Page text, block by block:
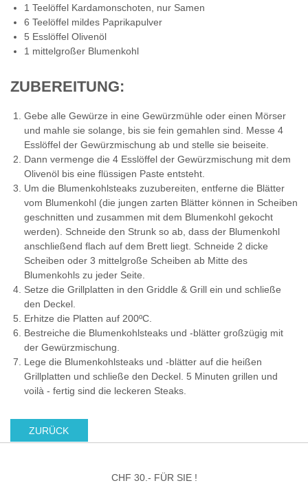
1 Teelöffel Kardamonschoten, nur Samen
6 Teelöffel mildes Paprikapulver
5 Esslöffel Olivenöl
1 mittelgroßer Blumenkohl
ZUBEREITUNG:
Gebe alle Gewürze in eine Gewürzmühle oder einen Mörser
und mahle sie solange, bis sie fein gemahlen sind. Messe 4
Esslöffel der Gewürzmischung ab und stelle sie beiseite.
Dann vermenge die 4 Esslöffel der Gewürzmischung mit dem
Olivenöl bis eine flüssigen Paste entsteht.
Um die Blumenkohlsteaks zuzubereiten, entferne die Blätter
vom Blumenkohl (die jungen zarten Blätter können in Scheiben
geschnitten und zusammen mit dem Blumenkohl gekocht
werden). Schneide den Strunk so ab, dass der Blumenkohl
anschließend flach auf dem Brett liegt. Schneide 2 dicke
Scheiben oder 3 mittelgroße Scheiben ab Mitte des
Blumenkohls zu jeder Seite.
Setze die Grillplatten in den Griddle & Grill ein und schließe
den Deckel.
Erhitze die Platten auf 200ºC.
Bestreiche die Blumenkohlsteaks und -blätter großzügig mit
der Gewürzmischung.
Lege die Blumenkohlsteaks und -blätter auf die heißen
Grillplatten und schließe den Deckel. 5 Minuten grillen und
voilà - fertig sind die leckeren Steaks.
ZURÜCK
CHF 30.- FÜR SIE !